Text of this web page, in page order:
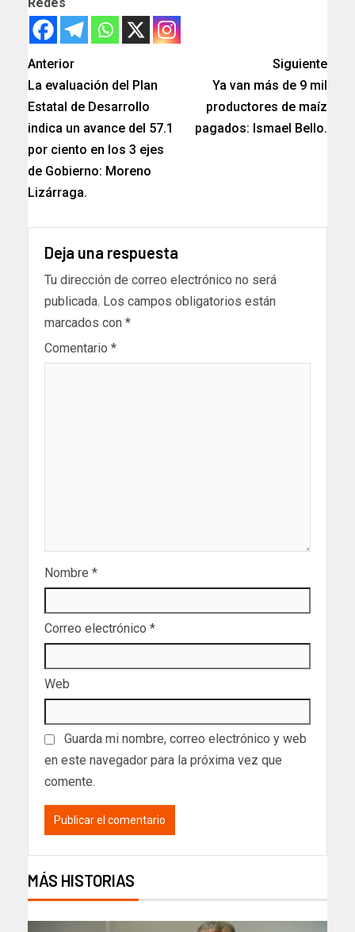
Anterior
La evaluación del Plan
Estatal de Desarrollo
indica un avance del 57.1
por ciento en los 3 ejes
de Gobierno: Moreno
Lizárraga.
Siguiente
Ya van más de 9 mil
productores de maíz
pagados: Ismael Bello.
Deja una respuesta
Tu dirección de correo electrónico no será
publicada. Los campos obligatorios están
marcados con *
Comentario *
Nombre *
Correo electrónico *
Web
Guarda mi nombre, correo electrónico y web
en este navegador para la próxima vez que
comente.
MÁS HISTORIAS